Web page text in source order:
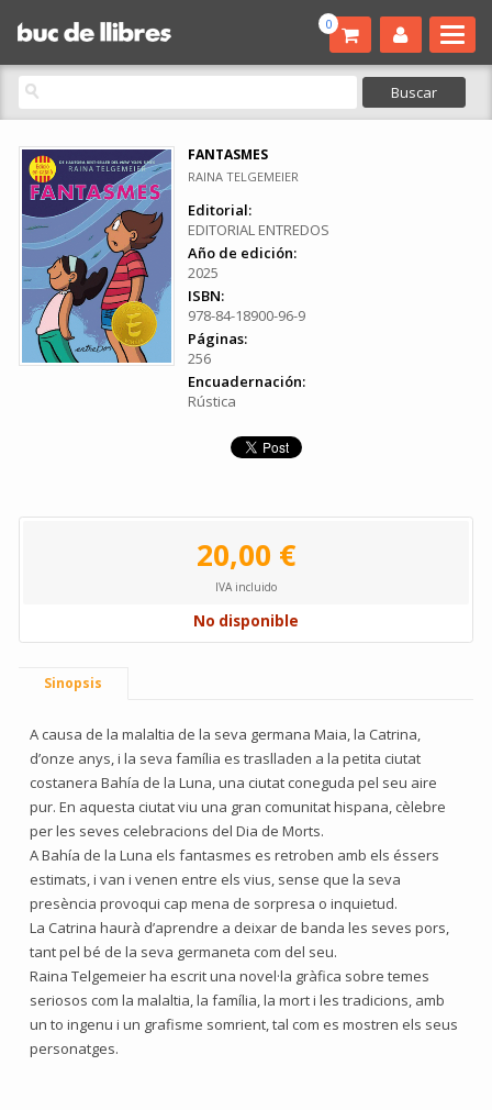
0
FANTASMES
RAINA TELGEMEIER
Editorial:
EDITORIAL ENTREDOS
Año de edición:
2025
ISBN:
978-84-18900-96-9
Páginas:
256
Encuadernación:
Rústica
20,00 €
IVA incluido
No disponible
Sinopsis
A causa de la malaltia de la seva germana Maia, la Catrina,
d’onze anys, i la seva família es traslladen a la petita ciutat
costanera Bahía de la Luna, una ciutat coneguda pel seu aire
pur. En aquesta ciutat viu una gran comunitat hispana, cèlebre
per les seves celebracions del Dia de Morts.
A Bahía de la Luna els fantasmes es retroben amb els éssers
estimats, i van i venen entre els vius, sense que la seva
presència provoqui cap mena de sorpresa o inquietud.
La Catrina haurà d’aprendre a deixar de banda les seves pors,
tant pel bé de la seva germaneta com del seu.
Raina Telgemeier ha escrit una novel·la gràfica sobre temes
seriosos com la malaltia, la família, la mort i les tradicions, amb
un to ingenu i un grafisme somrient, tal com es mostren els seus
personatges.